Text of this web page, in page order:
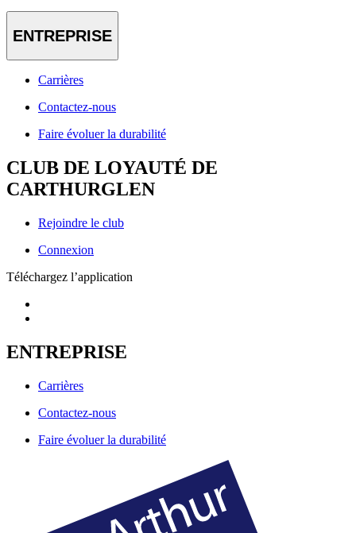
ENTREPRISE
Carrières
Contactez-nous
Faire évoluer la durabilité
CLUB DE LOYAUTÉ DE
CARTHURGLEN
Rejoindre le club
Connexion
Téléchargez l’application
ENTREPRISE
Carrières
Contactez-nous
Faire évoluer la durabilité